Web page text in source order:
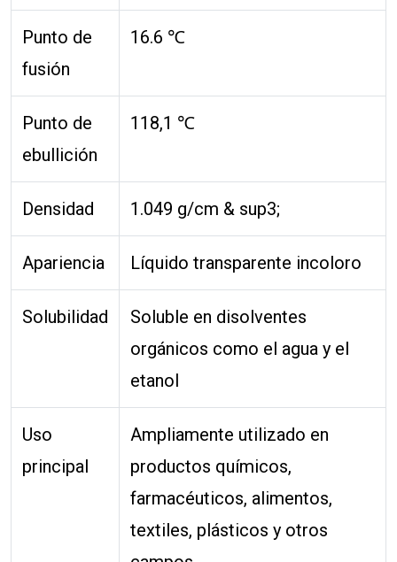
Punto de
fusión
16.6 ℃
Punto de
ebullición
118,1 ℃
Densidad 1.049 g/cm & sup3;
Apariencia Líquido transparente incoloro
Solubilidad
Soluble en disolventes
orgánicos como el agua y el
etanol
Uso
principal
Ampliamente utilizado en
productos químicos,
farmacéuticos, alimentos,
textiles, plásticos y otros